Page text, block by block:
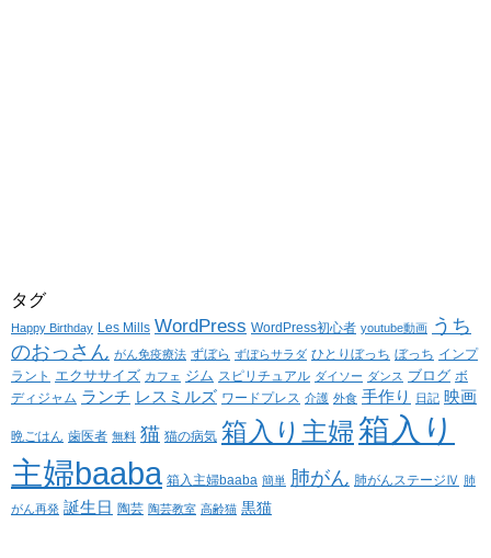
タグ
Happy Birthday Les Mills WordPress WordPress初心者 youtube動画 うち
のおっさん がん免疫療法 ずぼら ずぼらサラダ ひとりぼっち ぼっち インプ
ラント エクササイズ カフェ ジム スピリチュアル ダイソー ダンス ブログ ボ
ディジャム ランチ レスミルズ ワードプレス 介護 外食 手作り 日記 映画
晩ごはん 歯医者 無料 猫 猫の病気 箱入り主婦箱入り
主婦baaba 箱入主婦baaba 簡単 肺がん 肺がんステージⅣ 肺
がん再発 誕生日 陶芸 陶芸教室 高齢猫 黒猫